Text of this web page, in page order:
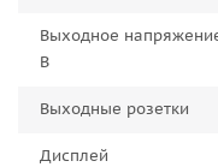
Выходное
В
Выходные розетки
Дисплей